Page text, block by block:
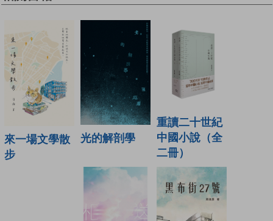
來一場文學散
步
光的解剖學
重讀二十世紀
中國小說（全
二冊）